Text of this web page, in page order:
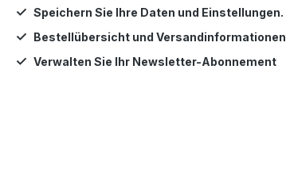
Speichern Sie Ihre Daten und Einstellungen.
Bestellübersicht und Versandinformationen
Verwalten Sie Ihr Newsletter-Abonnement